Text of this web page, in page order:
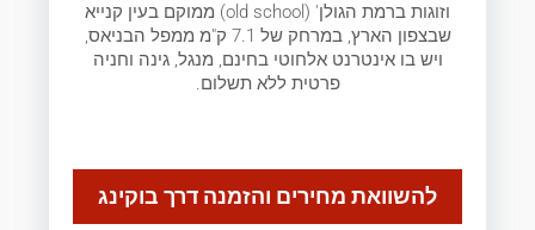
וזוגות ברמת הגולן' (old school) ממוקם בעין קנייא
שבצפון הארץ, במרחק של 7.1 ק"מ ממפל הבניאס,
ויש בו אינטרנט אלחוטי בחינם, מנגל, גינה וחניה
פרטית ללא תשלום.
להשוואת מחירים והזמנה דרך בוקינג